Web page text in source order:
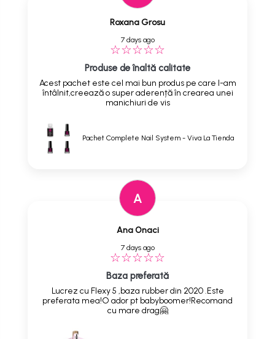
Roxana Grosu
7 days ago
Produse de înaltă calitate
Acest pachet este cel mai bun produs pe care l-am
întâlnit,creează o super aderență în crearea unei
manichiuri de vis
Pachet Complete Nail System - Viva La Tienda
A
Ana Onaci
7 days ago
Baza preferată
Lucrez cu Flexy 5 ,baza rubber din 2020 .Este
preferata mea!O ador pt babyboomer!Recomand
cu mare drag🤗